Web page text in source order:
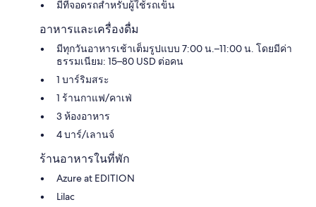
มีที่จอดรถสำหรับผู้ใช้รถเข็น
อาหารและเครื่องดื่ม
มีทุกวันอาหารเช้าเต็มรูปแบบ 7:00 น.–11:00 น. โดยมีค่า
ธรรมเนียม: 15–80 USD ต่อคน
1 บาร์ริมสระ
1 ร้านกาแฟ/คาเฟ่
3 ห้องอาหาร
4 บาร์/เลานจ์
ร้านอาหารในที่พัก
Azure at EDITION
Lilac